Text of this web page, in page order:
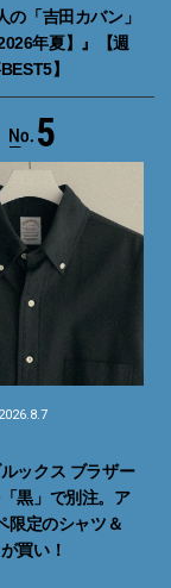
の「吉田カバン」
年夏】』【週
】
5
2026.8.7
ルックス ブラザー
黒」で別注。ア
限定のシャツ＆
買い！